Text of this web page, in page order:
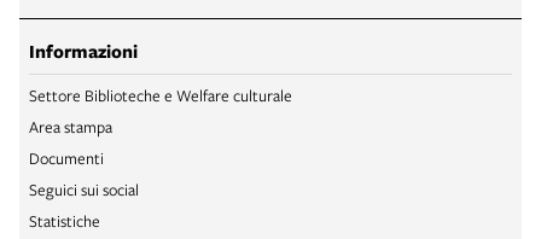
Informazioni
Settore Biblioteche e Welfare culturale
Area stampa
Documenti
Seguici sui social
Statistiche